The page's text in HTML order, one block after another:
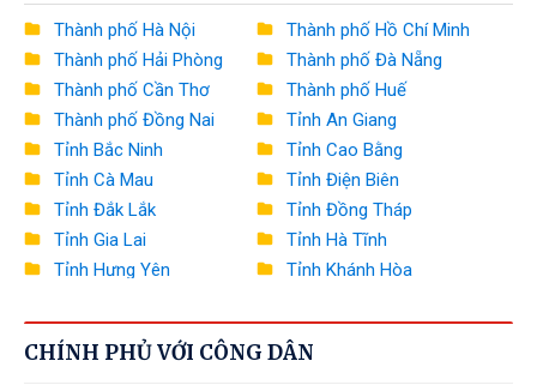
Bộ Xây dựng
Bộ Văn hóa, Thể thao và Du lịch
Bộ Khoa học và Công nghệ
Bộ Giáo dục và Đào tạo
Bộ Y tế
Bộ Dân tộc và Tôn giáo
Ngân hàng Nhà nước Việt Nam
Thành phố Hà Nội
Thành phố Hồ Chí Minh
Thành phố Hải Phòng
Thành phố Đà Nẵng
Thành phố Cần Thơ
Thành phố Huế
Thành phố Đồng Nai
Tỉnh An Giang
Tỉnh Bắc Ninh
Tỉnh Cao Bằng
Tỉnh Cà Mau
Tỉnh Điện Biên
Tỉnh Đắk Lắk
Tỉnh Đồng Tháp
Tỉnh Gia Lai
Tỉnh Hà Tĩnh
Tỉnh Hưng Yên
Tỉnh Khánh Hòa
Tỉnh Lâm Đồng
Tỉnh Lạng Sơn
Tỉnh Nghệ An
Tỉnh Ninh Bình
CHÍNH PHỦ VỚI CÔNG DÂN